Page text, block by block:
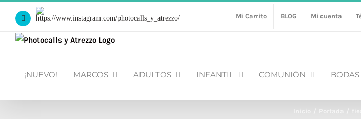
contenido
Facebook
Https://www.instagram.com/photocalls_y_atrezzo/ Mi Carrito BLOG Mi cuenta
¡NUEVO! MARCOS ADULTOS INFANTIL COMUNIÓN BODAS
Inicio Portada